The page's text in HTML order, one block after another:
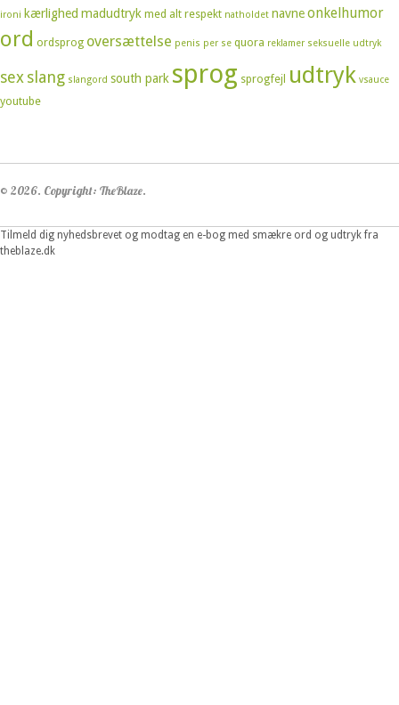
ironi kærlighed madudtryk med alt respekt natholdet navneonkelhumor
ord ordsprog oversættelse penis per se quora reklamer seksuelle udtryk
sexslang slangord south park sprog sprogfejl udtryk vsauce
youtube
© 2026. Copyright: TheBlaze.
Tilmeld dig nyhedsbrevet og modtag en e-bog med smækre ord og udtryk fra
theblaze.dk